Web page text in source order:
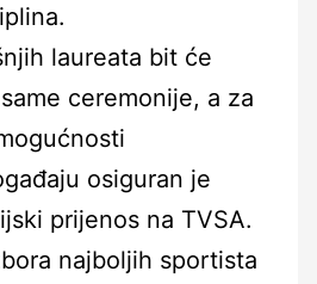
laureata bit će
ceremonije, a za
osiguran je
prijenos na TVSA.
najboljih sportista